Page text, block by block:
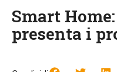
Smart
presenta i